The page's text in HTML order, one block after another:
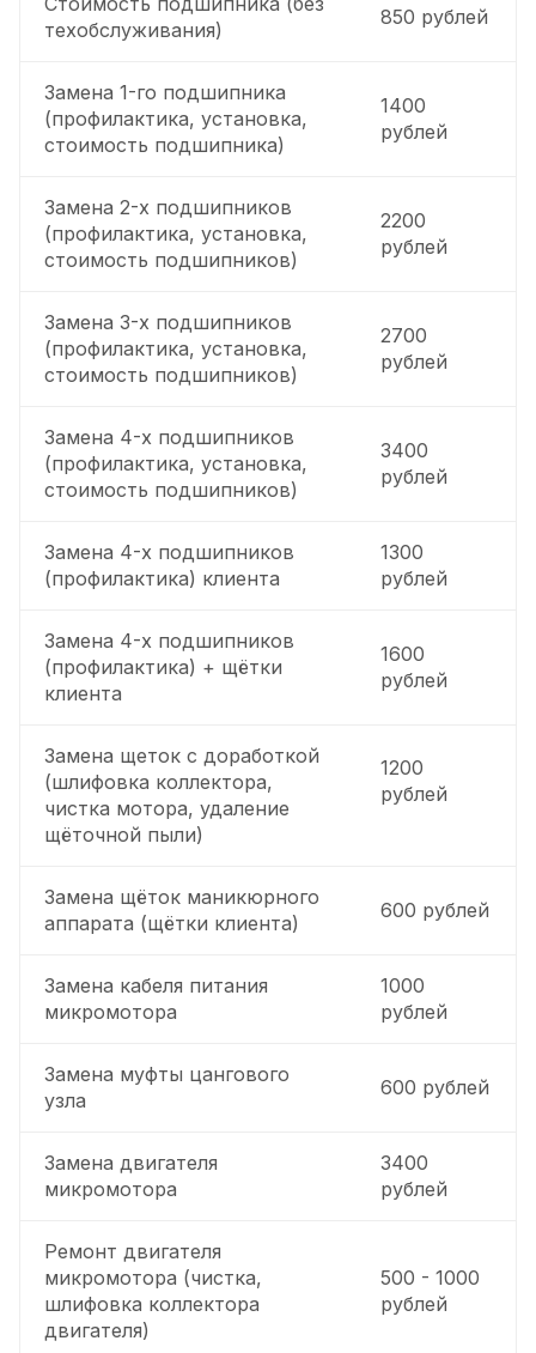
техобслуживания)
850 рублей
Замена 1-го подшипника
(профилактика, установка,
стоимость подшипника)
1400
рублей
Замена 2-х подшипников
(профилактика, установка,
стоимость подшипников)
2200
рублей
Замена 3-х подшипников
(профилактика, установка,
стоимость подшипников)
2700
рублей
Замена 4-х подшипников
(профилактика, установка,
стоимость подшипников)
3400
рублей
Замена 4-х подшипников
(профилактика) клиента
1300
рублей
Замена 4-х подшипников
(профилактика) + щётки
клиента
1600
рублей
Замена щеток с доработкой
(шлифовка коллектора,
чистка мотора, удаление
щёточной пыли)
1200
рублей
Замена щёток маникюрного
аппарата (щётки клиента)
600 рублей
Замена кабеля питания
микромотора
1000
рублей
Замена муфты цангового
узла
600 рублей
Замена двигателя
микромотора
3400
рублей
Ремонт двигателя
микромотора (чистка,
шлифовка коллектора
двигателя)
500 - 1000
рублей